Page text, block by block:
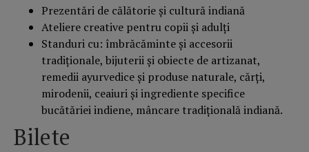
Prezentări de călătorie și cultură indiană
Ateliere creative pentru copii și adulți
Standuri cu: îmbrăcăminte și accesorii
tradiționale, bijuterii și obiecte de artizanat,
remedii ayurvedice și produse naturale, cărți,
mirodenii, ceaiuri și ingrediente specifice
bucătăriei indiene, mâncare tradițională indiană.
Bilete